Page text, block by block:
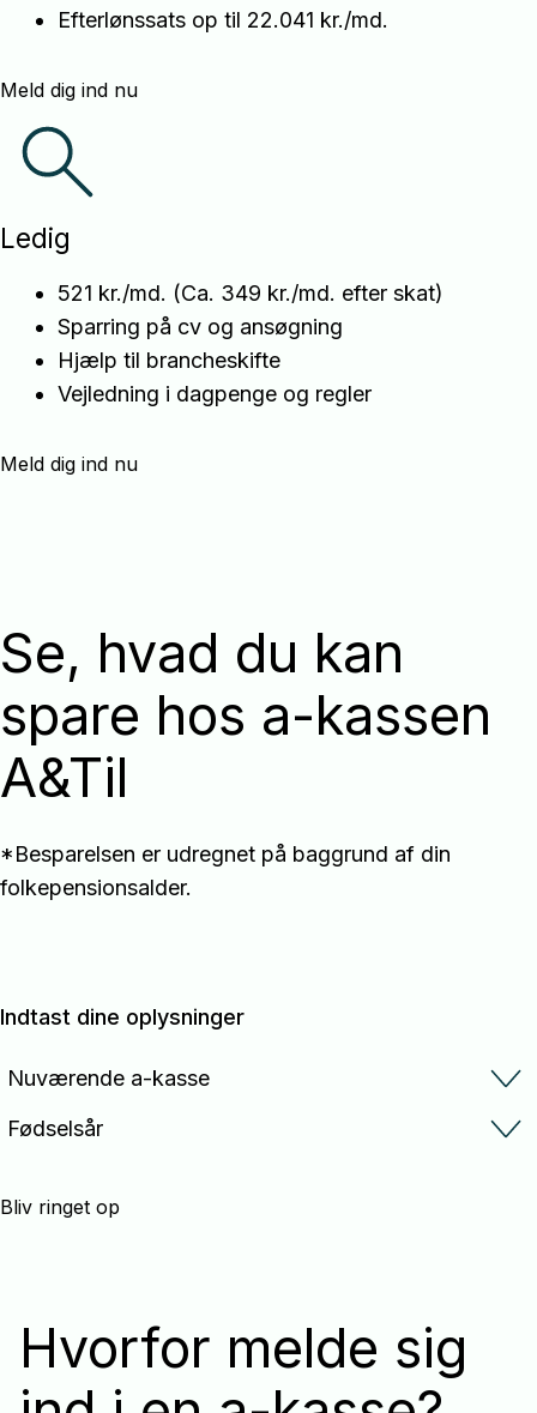
Efterlønssats op til 22.041 kr./md.
Meld dig ind nu
Ledig
521 kr./md. (Ca. 349 kr./md. efter skat)
Sparring på cv og ansøgning
Hjælp til brancheskifte
Vejledning i dagpenge og regler
Meld dig ind nu
Se, hvad du kan
spare hos a-kassen
A&Til
*Besparelsen er udregnet på baggrund af din
folkepensionsalder.
Indtast dine oplysninger
Nuværende a-kasse
Fødselsår
Bliv ringet op
Hvorfor melde sig